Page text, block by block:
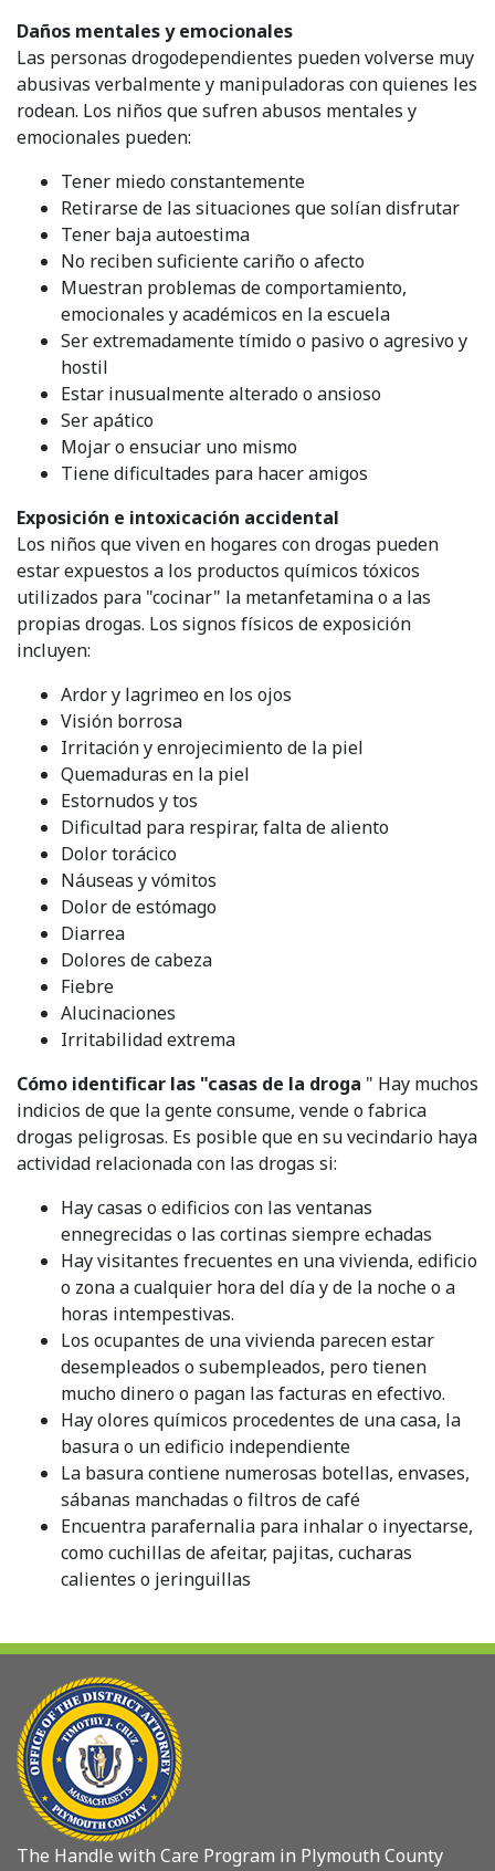
Daños mentales y emocionales
Las personas drogodependientes pueden volverse muy
abusivas verbalmente y manipuladoras con quienes les
rodean. Los niños que sufren abusos mentales y
emocionales pueden:
Tener miedo constantemente
Retirarse de las situaciones que solían disfrutar
Tener baja autoestima
No reciben suficiente cariño o afecto
Muestran problemas de comportamiento,
emocionales y académicos en la escuela
Ser extremadamente tímido o pasivo o agresivo y
hostil
Estar inusualmente alterado o ansioso
Ser apático
Mojar o ensuciar uno mismo
Tiene dificultades para hacer amigos
Exposición e intoxicación accidental
Los niños que viven en hogares con drogas pueden
estar expuestos a los productos químicos tóxicos
utilizados para "cocinar" la metanfetamina o a las
propias drogas. Los signos físicos de exposición
incluyen:
Ardor y lagrimeo en los ojos
Visión borrosa
Irritación y enrojecimiento de la piel
Quemaduras en la piel
Estornudos y tos
Dificultad para respirar, falta de aliento
Dolor torácico
Náuseas y vómitos
Dolor de estómago
Diarrea
Dolores de cabeza
Fiebre
Alucinaciones
Irritabilidad extrema
Cómo identificar las "casas de la droga " Hay muchos
indicios de que la gente consume, vende o fabrica
drogas peligrosas. Es posible que en su vecindario haya
actividad relacionada con las drogas si:
Hay casas o edificios con las ventanas
ennegrecidas o las cortinas siempre echadas
Hay visitantes frecuentes en una vivienda, edificio
o zona a cualquier hora del día y de la noche o a
horas intempestivas.
Los ocupantes de una vivienda parecen estar
desempleados o subempleados, pero tienen
mucho dinero o pagan las facturas en efectivo.
Hay olores químicos procedentes de una casa, la
basura o un edificio independiente
La basura contiene numerosas botellas, envases,
sábanas manchadas o filtros de café
Encuentra parafernalia para inhalar o inyectarse,
como cuchillas de afeitar, pajitas, cucharas
calientes o jeringuillas
The Handle with Care Program in Plymouth County